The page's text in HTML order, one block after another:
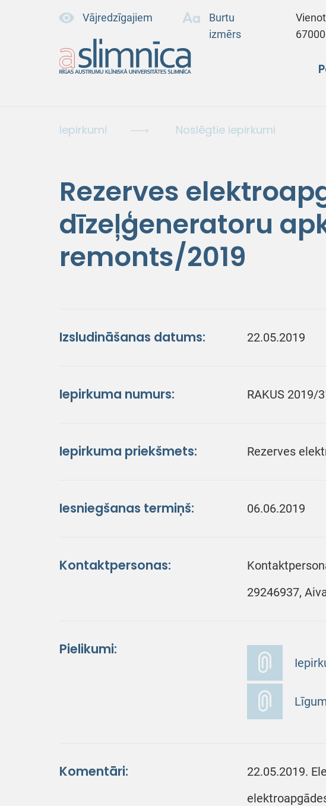
Vājredzīgajiem
Burtu
izmērs
Iepirkumi Noslēgtie iepirkumi
Rezerves
dīzeļģeneratoru
remonts/2019
Izsludināšanas datums: 22.05.2019
Iepirkuma numurs: RAKUS 2019/
Iepirkuma priekšmets: Rezerves
Iesniegšanas termiņš: 06.06.2019
Kontaktpersonas:
29246937,
Pielikumi:
Komentāri:
22.05.2019.